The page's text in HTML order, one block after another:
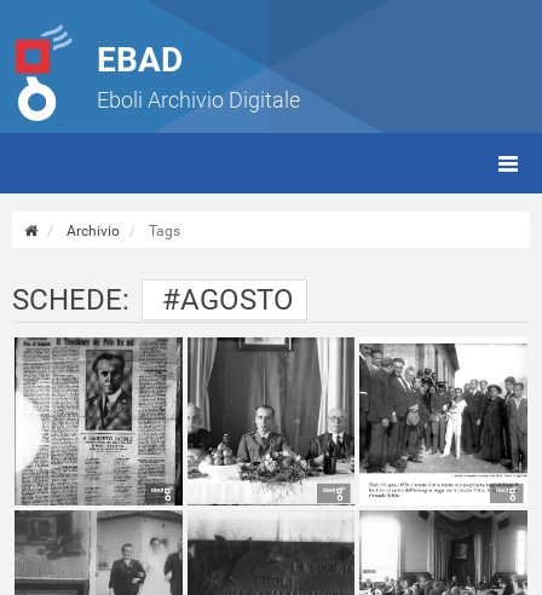
EBAD
Eboli Archivio Digitale
Archivio Tags
SCHEDE: #AGOSTO